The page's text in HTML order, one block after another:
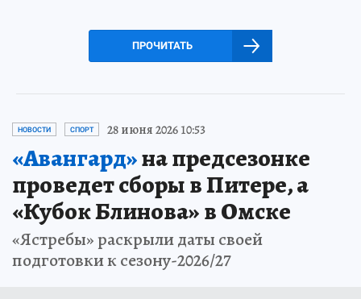
ПРОЧИТАТЬ
НОВОСТИ СПОРТ 28 июня 2026 10:53
«Авангард»на предсезонке
проведет сборы в Питере, а
«Кубок Блинова» в Омске
«Ястребы» раскрыли даты своей
подготовки к сезону-2026/27